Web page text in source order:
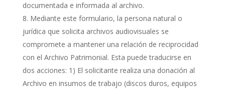
documentada e informada al archivo.
Mediante este formulario, la persona natural o
jurídica que solicita archivos audiovisuales se
compromete a mantener una relación de reciprocidad
con el Archivo Patrimonial. Esta puede traducirse en
dos acciones: 1) El solicitante realiza una donación al
Archivo en insumos de trabajo (discos duros, equipos